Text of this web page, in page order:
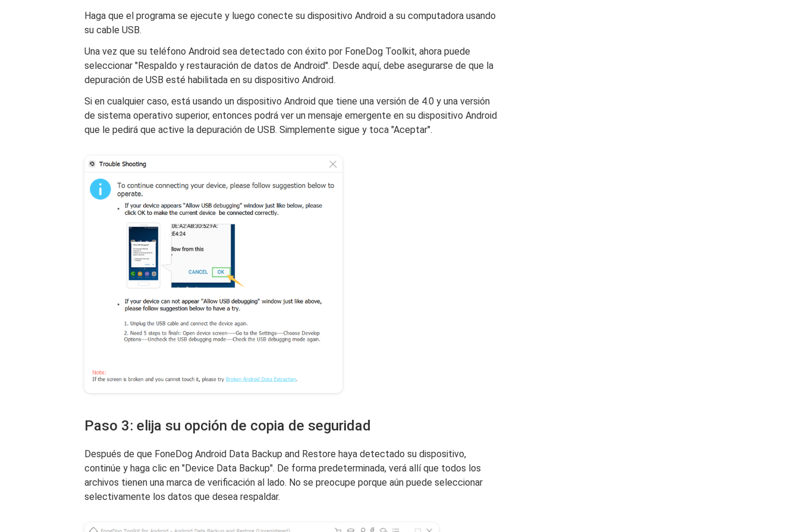
Haga que el programa se ejecute y luego conecte su dispositivo Android a su computadora usando
su cable USB.
Una vez que su teléfono Android sea detectado con éxito por FoneDog Toolkit, ahora puede
seleccionar "Respaldo y restauración de datos de Android". Desde aquí, debe asegurarse de que la
depuración de USB esté habilitada en su dispositivo Android.
Si en cualquier caso, está usando un dispositivo Android que tiene una versión de 4.0 y una versión
de sistema operativo superior, entonces podrá ver un mensaje emergente en su dispositivo Android
que le pedirá que active la depuración de USB. Simplemente sigue y toca "Aceptar".
Paso 3: elija su opción de copia de seguridad
Después de que FoneDog Android Data Backup and Restore haya detectado su dispositivo,
continúe y haga clic en "Device Data Backup". De forma predeterminada, verá allí que todos los
archivos tienen una marca de verificación al lado. No se preocupe porque aún puede seleccionar
selectivamente los datos que desea respaldar.